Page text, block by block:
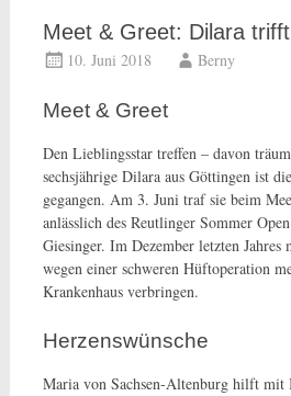
Meet & Greet: Dilara
10. Juni 2018 Berny
Meet & Greet
Den Lieblingsstar treffen – davon
sechsjährige Dilara aus Göttingen ist
gegangen. Am 3. Juni traf sie beim
anlässlich des Reutlinger Sommer
Giesinger. Im Dezember letzten Jahres
wegen einer schweren Hüftoperation
Krankenhaus verbringen.
Herzenswünsche
Maria von Sachsen-Altenburg hilft mit